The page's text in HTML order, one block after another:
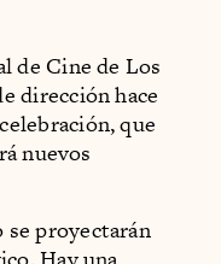
de Cine de Los
dirección hace
que
nuevos
se proyectarán